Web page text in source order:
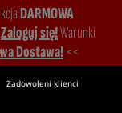
DARMOWA
Zaloguj się!Warunki
Dostawa! <<
Zadowoleni klienci